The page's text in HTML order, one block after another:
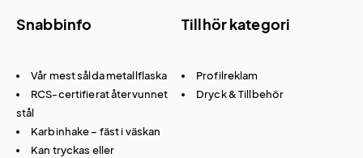
Snabbinfo
Vår mest sålda metallflaska
RCS-certifierat återvunnet
stål
Karbinhake – fäst i väskan
Kan tryckas eller
Tillhör kategori
Profilreklam
Dryck & Tillbehör